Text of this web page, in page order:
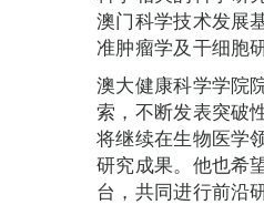
澳门科学技术发展
准肿瘤学及干细胞
澳大健康科学学院
索，不断发表突破
将继续在生物医学
研究成果。他也希
台，共同进行前沿